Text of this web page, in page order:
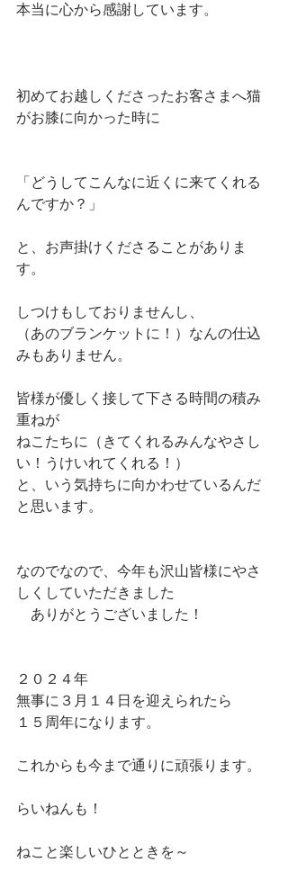
本当に心から感謝しています。
初めてお越しくださったお客さまへ猫
がお膝に向かった時に
「どうしてこんなに近くに来てくれる
んですか？」
と、お声掛けくださることがありま
す。
しつけもしておりませんし、
（あのブランケットに！）なんの仕込
みもありません。
皆様が優しく接して下さる時間の積み
重ねが
ねこたちに（きてくれるみんなやさし
い！うけいれてくれる！）
と、いう気持ちに向かわせているんだ
と思います。
なのでなので、今年も沢山皆様にやさ
しくしていただきました
ありがとうございました！
２０２４年
無事に３月１４日を迎えられたら
１５周年になります。
これからも今まで通りに頑張ります。
らいねんも！
ねこと楽しいひとときを～